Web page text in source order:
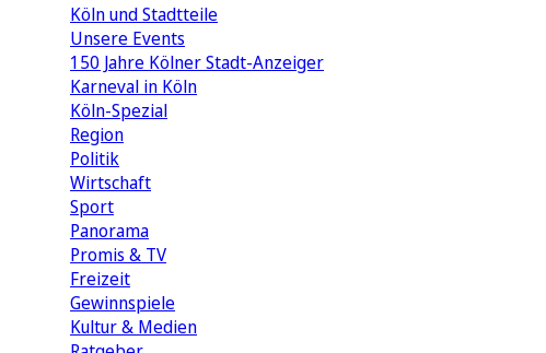
Köln und Stadtteile
Unsere Events
150 Jahre Kölner Stadt-Anzeiger
Karneval in Köln
Köln-Spezial
Region
Politik
Wirtschaft
Sport
Panorama
Promis & TV
Freizeit
Gewinnspiele
Kultur & Medien